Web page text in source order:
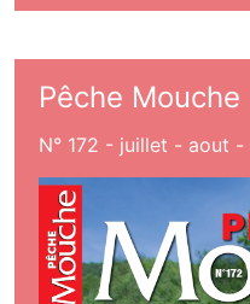
Pêche Mouche
N° 172 - juillet - aout